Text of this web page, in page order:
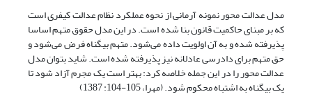
مدل عدالت محور نمونه آرمانی از نحوه عملکرد نظام عدالت کیفری است
که بر مبنای حاکمیت قانون بنا شده است. در این مدل حقوق متهم اساسا
پذیرفته شده و به آن اولویت داده می‌شود. متهم بیگناه فرض می‌شود و
حق متهم برای دادرسی عادلانه نیز پذیرفته شده است. شاید بتوان مدل
عدالت محور را در این جمله خلاصه کرد: بهتر است یک مجرم آزاد شود تا
یک بیگناه به اشتباه محکوم شود. (مهرا، 105-104: 1387)